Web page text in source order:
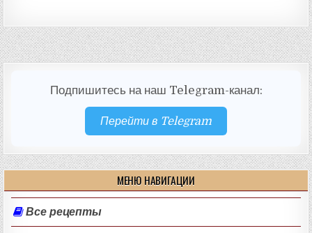
Подпишитесь на наш Telegram-канал:
Перейти в Telegram
МЕНЮ НАВИГАЦИИ
Все рецепты